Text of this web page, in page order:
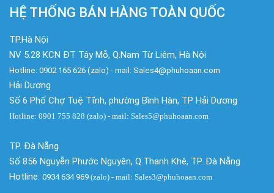
HỆ THỐNG BÁN HÀNG TOÀN QUỐC
TP.Hà Nội
NV 5.28 KCN ĐT Tây Mỗ, Q.Nam Từ Liêm, Hà Nội
Hotline: 0902 165 626 (zalo) - mail: Sales4@phuhoaan.com
Hải Dương
Số 6 Phố Chợ Tuệ Tĩnh, phường Bình Hàn, TP Hải Dương
Hotline: 0901 755 828 (zalo) - mail: Sales5@phuhoaan.com
TP. Đà Nẵng
Số 856 Nguyễn Phước Nguyên, Q.Thanh Khê, TP. Đà Nẵng
Hotline: 0934 634 969 (zalo) - mail: Sales3@phuhoaan.com